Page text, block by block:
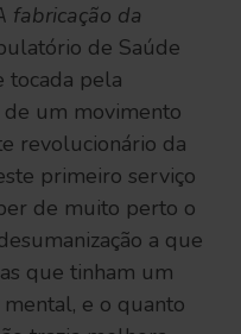
fabricação da
de Saúde
tocada pela
um movimento
revolucionário da
primeiro serviço
de muito perto o
a que
que tinham um
e o quanto